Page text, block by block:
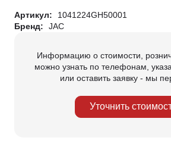
Артикул:
1041224GH50001
Бренд:
JAC
Информацию о стоимости,
можно узнать по телефонам,
или оставить заявку - мы
Уточнить